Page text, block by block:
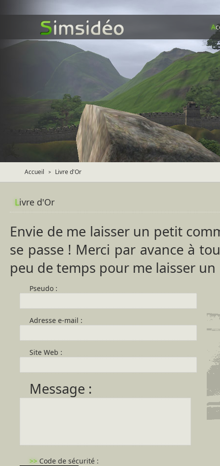
A
Accueil > Livre d'Or
Livre d'Or
Envie de me laisser un petit
se passe ! Merci par avance à
peu de temps pour me laisser un
Pseudo :
Adresse e-mail :
Site Web :
Message :
>> Code de sécurité :